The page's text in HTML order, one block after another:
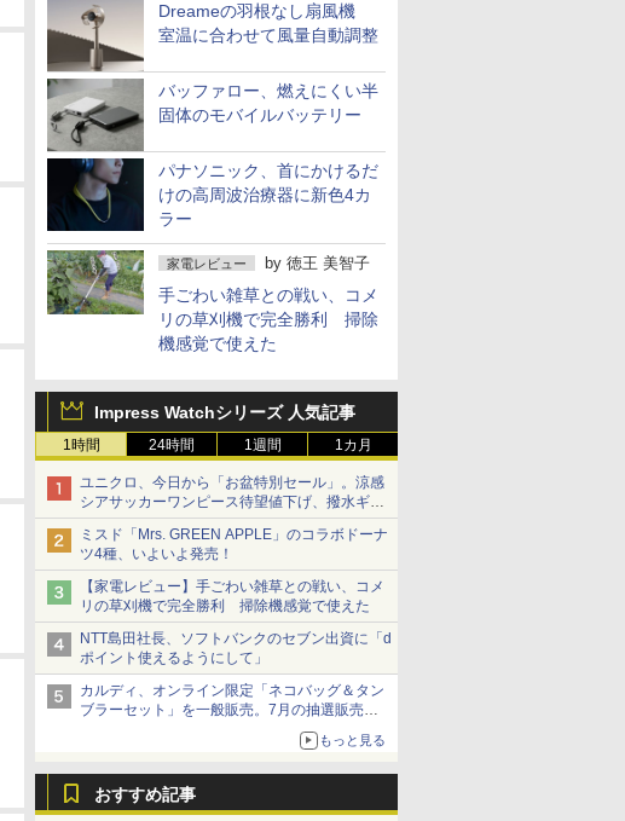
Dreameの羽根なし扇風機
室温に合わせて風量自動調整
バッファロー、燃えにくい半
固体のモバイルバッテリー
パナソニック、首にかけるだ
けの高周波治療器に新色4カ
ラー
家電レビュー by 徳王 美智子
手ごわい雑草との戦い、コメ
リの草刈機で完全勝利 掃除
機感覚で使えた
Impress Watchシリーズ 人気記事
1時間 24時間 1週間 1カ月
ユニクロ、今日から「お盆特別セール」。涼感
シアサッカーワンピース待望値下げ、撥水ギア
ショーツは1990円に
ミスド「Mrs. GREEN APPLE」のコラボドーナ
ツ4種、いよいよ発売！
【家電レビュー】手ごわい雑草との戦い、コメ
リの草刈機で完全勝利 掃除機感覚で使えた
NTT島田社長、ソフトバンクのセブン出資に「d
ポイント使えるようにして」
カルディ、オンライン限定「ネコバッグ＆タン
ブラーセット」を一般販売。7月の抽選販売の
もっと見る
おすすめ記事